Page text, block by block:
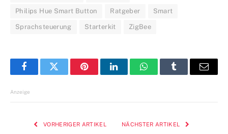
Philips Hue Smart Button Ratgeber Smart
Sprachsteuerung Starterkit ZigBee
FacebookTwitter PinterestLinkedInWhatsAppTumblr E-
Anzeige
VORHERIGER ARTIKEL NÄCHSTER ARTIKEL